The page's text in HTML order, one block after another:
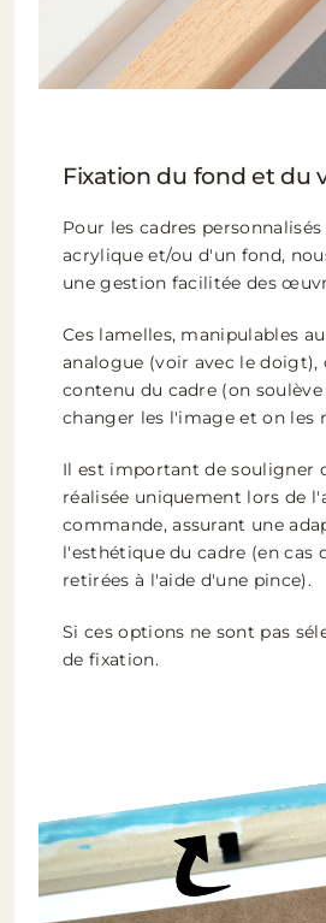
Fixation du fond et du
Pour les cadres
acrylique et/ou d'un fond,
une gestion facilitée des
Ces lamelles, manipulables
analogue (voir avec le
contenu du cadre (on
changer les l'image et on les
Il est important de souligner
réalisée uniquement lors de
commande, assurant une
l'esthétique du cadre (en cas
retirées à l'aide d'une pince).
Si ces options ne sont pas
de fixation.